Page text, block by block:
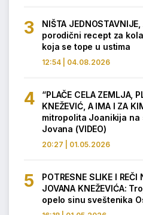
12:54 | 04.08.2026
NIŠTA
porodični recept za
koja se tope u ustima
20:27 | 01.05.2026
“PLAČE CELA ZEMLJA,
KNEŽEVIĆ, A IMA I ZA
mitropolita Joanikija na
Jovana (VIDEO)
POTRESNE SLIKE I REČI
JOVANA KNEŽEVIĆA:
opelo sinu sveštenika